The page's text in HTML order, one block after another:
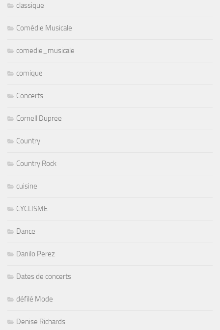
classique
Comédie Musicale
comedie_musicale
comique
Concerts
Cornell Dupree
Country
Country Rock
cuisine
CYCLISME
Dance
Danilo Perez
Dates de concerts
défilé Mode
Denise Richards